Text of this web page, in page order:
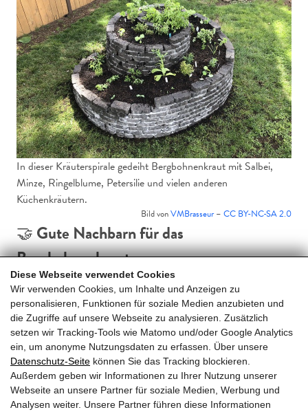
Diese Webseite verwendet Cookies
Wir verwenden Cookies, um Inhalte und Anzeigen zu
personalisieren, Funktionen für soziale Medien anzubieten und
die Zugriffe auf unsere Webseite zu analysieren. Zusätzlich
setzen wir Tracking-Tools wie Matomo und/oder Google Analytics
ein, um anonyme Nutzungsdaten zu erfassen. Über unsere
Datenschutz-Seite können Sie das Tracking blockieren.
Außerdem geben wir Informationen zu Ihrer Nutzung unserer
Webseite an unsere Partner für soziale Medien, Werbung und
Analysen weiter. Unsere Partner führen diese Informationen
In dieser Kräuterspirale gedeiht Bergbohnenkraut mit Salbei,
Minze, Ringelblume, Petersilie und vielen anderen
Küchenkräutern.
Bild vonVMBrasseur– CC BY-NC-SA 2.0
🤝Gute Nachbarn für das
Bergbohnenkraut
Das Bergbohnenkraut ist ein geselliger Typ, solange
man seine Vorliebe für „trockene Füße“ und viel
Sonne respektiert. Es fungiert im Garten nicht nur
als hübscher Bodendecker, sondern auch als
biologischer Bodyguard. Hier sind die besten
Partner im Steingarten und Gemüsebeet: